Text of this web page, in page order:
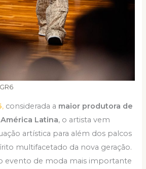
, considerada a maior produtora de
Latina, o artista vem
artística para além dos palcos
multifacetado da nova geração.
evento de moda mais importante